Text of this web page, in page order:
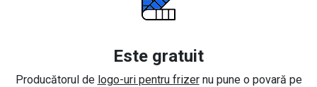
Este gratuit
Producătorul de logo-uri pentru frizernu pune o povară pe